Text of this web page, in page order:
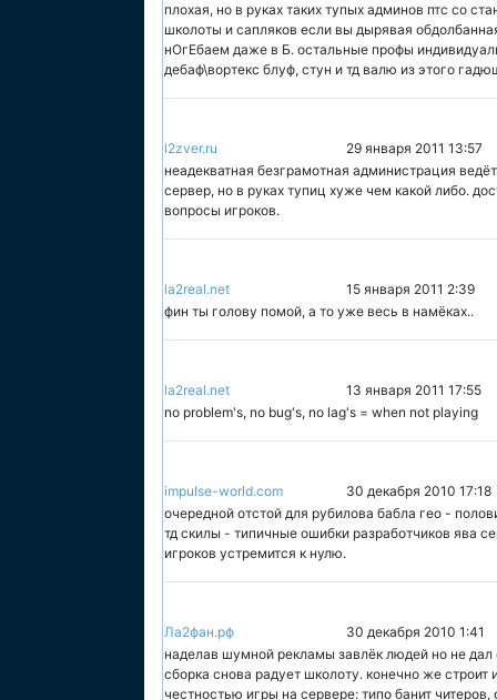
плохая, но в руках таких тупых админов птс со
школоты и сапляков если вы дырявая
нОгЕбаем даже в Б. остальные профы
дебаф\вортекс блуф, стун и тд валю из этого
l2zver.ru
29 января 2011 13:57
неадекватная безграмотная администрация
сервер, но в руках тупиц хуже чем какой либо.
вопросы игроков.
la2real.net
15 января 2011 2:39
фин ты голову помой, а то уже весь в намёках..
la2real.net
13 января 2011 17:55
no problem's, no bug's, no lag's = when not playing
impulse-world.com
30 декабря 2010 17:18
очередной отстой для рубилова бабла гео -
тд скилы - типичные ошибки разработчиков ява
игроков устремится к нулю.
Ла2фан.рф
30 декабря 2010 1:41
наделав шумной рекламы завлёк людей но не
сборка снова радует школоту. конечно же строит
честностью игры на сервере: типо банит